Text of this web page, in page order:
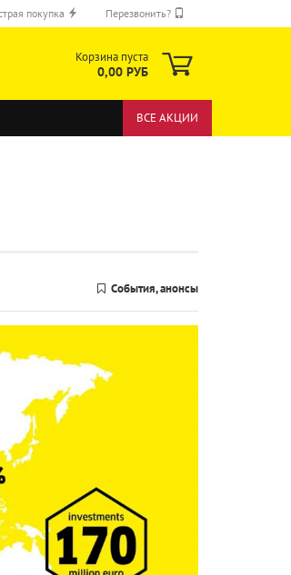
покупка Перезвонить?
Корзина пуста
0,00 РУБ
ВСЕ АКЦИИ
События, анонсы